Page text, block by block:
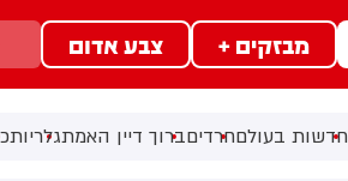
מבזקים + צבע אדום
חדשות בעולםחרדיםברוך דיין האמתגלריות